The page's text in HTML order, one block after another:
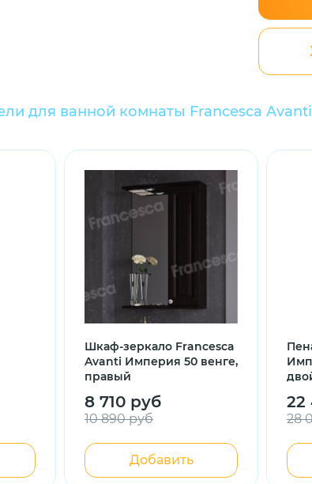
для ванной комнаты Francesca
Шкаф-зеркало Francesca
Avanti Империя 50 венге,
правый
8 710 руб
10 890 руб
Добавить
22
28